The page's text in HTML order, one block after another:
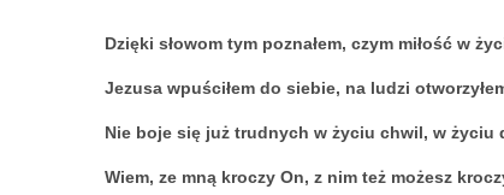
Dzięki słowom tym poznałem, czym miłość w
Jezusa wpuściłem do siebie, na ludzi
Nie boje się już trudnych w życiu chwil, w życiu
Wiem, ze mną kroczy On, z nim też możesz